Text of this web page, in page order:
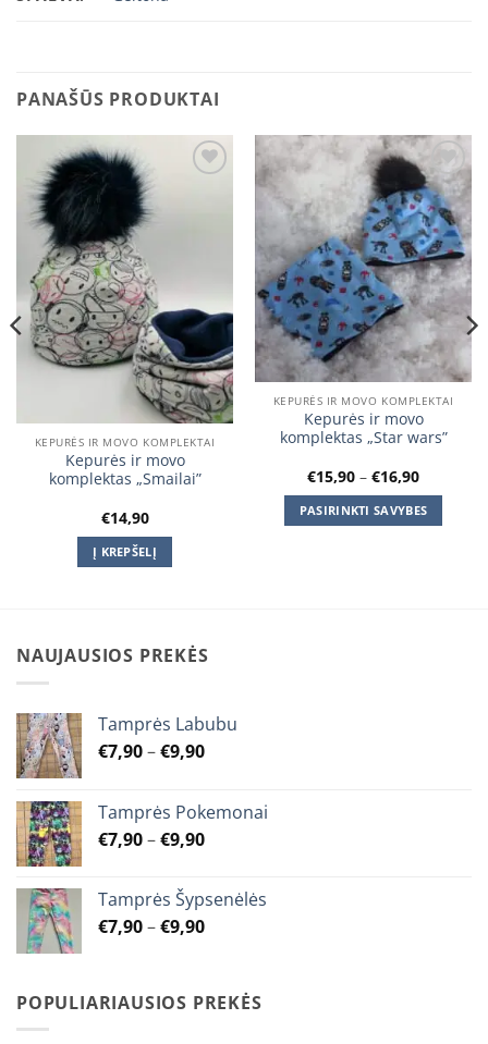
PANAŠŪS PRODUKTAI
KEPURĖS IR MOVO KOMPLEKTAI
Kepurės ir movo
komplektas „Smailai”
€14,90
Į KREPŠELĮ
Add to
wishlist
KEPURĖS IR MOVO KOMPLEKTAI
Kepurės ir movo
komplektas „Star wars”
€15,90 – €16,90Price
€15,90
through
€16,90
PASIRINKTI SAVYBES
NAUJAUSIOS PREKĖS
Tamprės Labubu
€7,90–€9,90Price
through
€9,90
Tamprės Pokemonai
€7,90–€9,90Price
through
€9,90
Tamprės Šypsenėlės
€7,90–€9,90Price
through
€9,90
POPULIARIAUSIOS PREKĖS